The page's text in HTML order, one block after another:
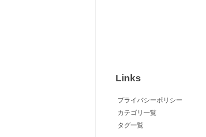
Links
プライバシーポリシー
カテゴリ一覧
タグ一覧